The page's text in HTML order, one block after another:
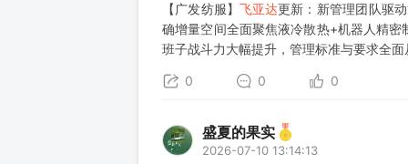
【广发纺服】 飞亚达更新：新管理团队驱
确增量空间全面聚焦液冷散热+机器人精
班子战斗力大幅提升，管理标准与要求全
0 0 0
盛夏的果实
2026-07-10 13:14:13